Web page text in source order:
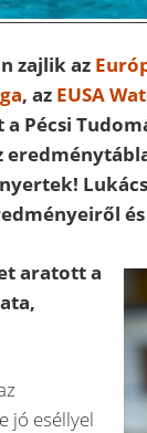
zajlik az
, az EUSA
a Pécsi
aratott a
jó eséllyel